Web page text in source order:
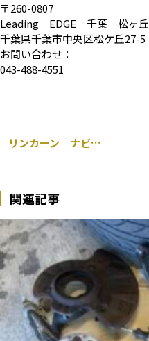
〒260-0807
Leading EDGE 千葉 松ヶ丘
千葉県千葉市中央区松ケ丘27-5
お問い合わせ：
043-488-4551
リンカーン ナビゲーター 22インチ 持ち込み タイヤ交換
関連記事